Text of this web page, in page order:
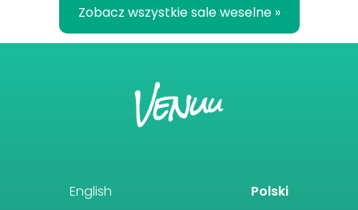
Zobacz wszystkie sale weselne »
English Polski